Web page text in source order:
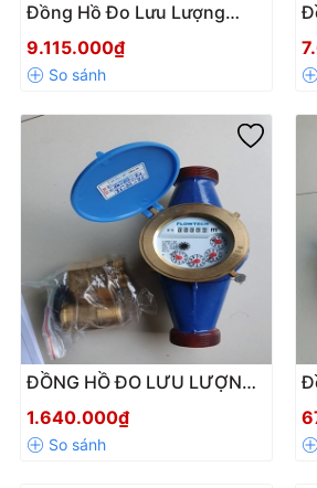
Đồng Hồ Đo Lưu Lượng
Nước Sạch LXLC-100
DN100 FLOWTECH
Malaysia – Mặt Bích PN16
9.115.000₫
ĐỒNG HỒ ĐO LƯU LƯỢNG
NƯỚC SẠCH FLOWTECH
MALAYSIA LXSG-32 DN32
CHÍNH HÃNG
1.640.000₫